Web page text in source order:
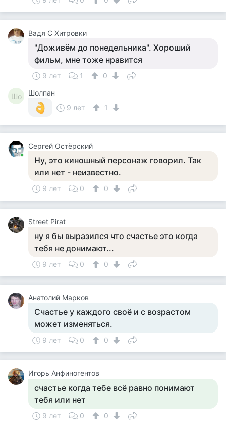
Вадя С Хитровки
"Доживём до понедельника". Хороший
фильм, мне тоже нравится
9 лет 1 0
Шо
Шолпан
9 лет
1
Сергей Остёрский
Ну, это киношный персонаж говорил. Так
или нет - неизвестно.
9 лет 0 0
Street Pirat
ну я бы выразился что счастье это когда
тебя не донимают...
9 лет 0 0
Анатолий Марков
Счастье у каждого своё и с возрастом
может изменяться.
9 лет 0 0
Игорь Анфиногентов
счастье когда тебе всё равно понимают
тебя или нет
9 лет 0 0